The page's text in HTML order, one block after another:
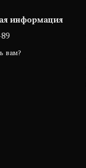
информация
вам?